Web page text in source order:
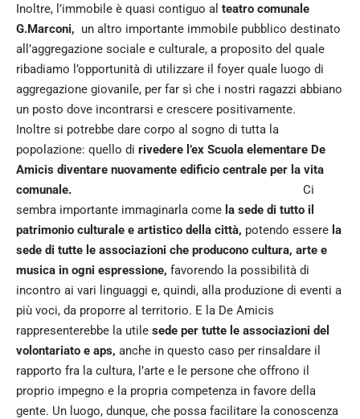
Inoltre, l’immobile è quasi contiguo al teatro comunale
G.Marconi, un altro importante immobile pubblico destinato
all’aggregazione sociale e culturale, a proposito del quale
ribadiamo l’opportunità di utilizzare il foyer quale luogo di
aggregazione giovanile, per far sì che i nostri ragazzi abbiano
un posto dove incontrarsi e crescere positivamente.
Inoltre si potrebbe dare corpo al sogno di tutta la
popolazione: quello di rivedere l’ex Scuola elementare De
Amicis diventare nuovamente edificio centrale per la vita
comunale.
Ci
sembra importante immaginarla come la sede di tutto il
patrimonio culturale e artistico della città, potendo essere la
sede di tutte le associazioni che producono cultura, arte e
musica in ogni espressione, favorendo la possibilità di
incontro ai vari linguaggi e, quindi, alla produzione di eventi a
più voci, da proporre al territorio. E la De Amicis
rappresenterebbe la utile sede per tutte le associazioni del
volontariato e aps, anche in questo caso per rinsaldare il
rapporto fra la cultura, l’arte e le persone che offrono il
proprio impegno e la propria competenza in favore della
gente. Un luogo, dunque, che possa facilitare la conoscenza